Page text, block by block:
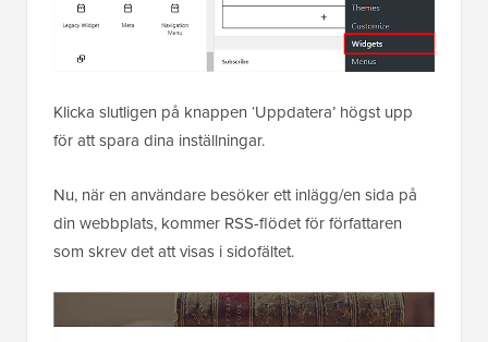
Klicka slutligen på knappen ‘Uppdatera’ högst upp
för att spara dina inställningar.
Nu, när en användare besöker ett inlägg/en sida på
din webbplats, kommer RSS-flödet för författaren
som skrev det att visas i sidofältet.